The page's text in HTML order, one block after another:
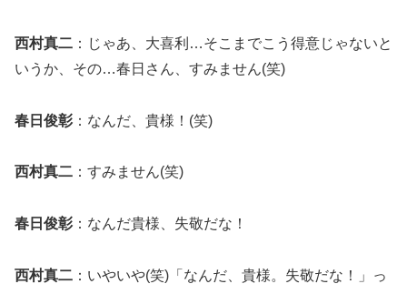
西村真二 ：じゃあ、大喜利…そこまでこう得意じゃないと
いうか、その…春日さん、すみません(笑)
春日俊彰 ：なんだ、貴様！(笑)
西村真二 ：すみません(笑)
春日俊彰 ：なんだ貴様、失敬だな！
西村真二 ：いやいや(笑)「なんだ、貴様。失敬だな！」っ